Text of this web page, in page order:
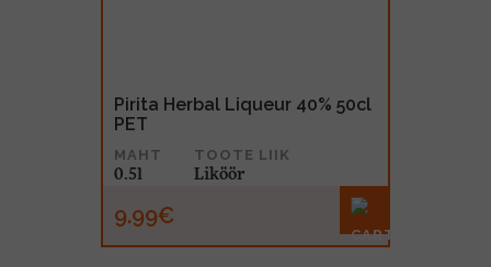
Pirita Herbal Liqueur 40% 50cl
PET
MAHT
0.5l
TOOTE LIIK
Liköör
9.99€